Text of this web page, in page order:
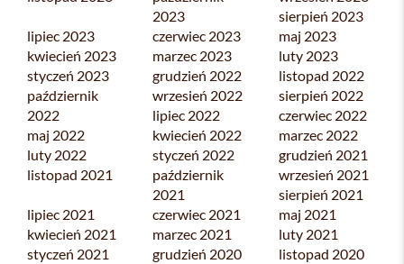
2023
sierpień 2023
lipiec 2023
czerwiec 2023
maj 2023
kwiecień 2023
marzec 2023
luty 2023
styczeń 2023
grudzień 2022
listopad 2022
październik
2022
wrzesień 2022
sierpień 2022
lipiec 2022
czerwiec 2022
maj 2022
kwiecień 2022
marzec 2022
luty 2022
styczeń 2022
grudzień 2021
listopad 2021
październik
2021
wrzesień 2021
sierpień 2021
lipiec 2021
czerwiec 2021
maj 2021
kwiecień 2021
marzec 2021
luty 2021
styczeń 2021
grudzień 2020
listopad 2020